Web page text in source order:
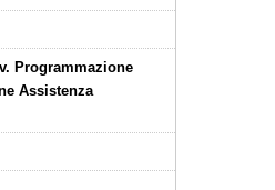
Programmazione
Assistenza